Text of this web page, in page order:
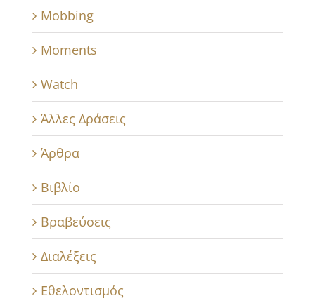
Mobbing
Moments
Watch
Άλλες Δράσεις
Άρθρα
Βιβλίο
Βραβεύσεις
Διαλέξεις
Εθελοντισμός